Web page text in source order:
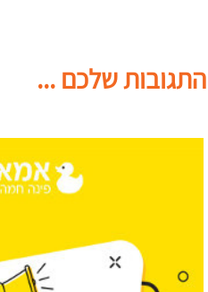
התגובות שלכם ...